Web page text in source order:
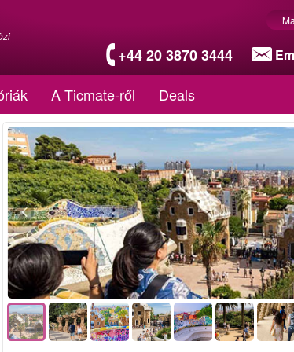
+44 20 3870 3444
A Ticmate-ről Deals